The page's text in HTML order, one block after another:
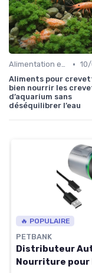
Alimentation et nutrition •
Aliments pour
bien nourrir les
d’aquarium sans
déséquilibrer l’eau
🔥 POPULAIRE
PETBANK
Distributeur
Nourriture pour